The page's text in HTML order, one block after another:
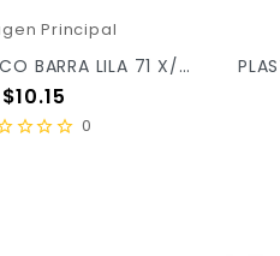
PLASTILINA BACO BARRA LILA 71 X/100
Precio
$10.15
0